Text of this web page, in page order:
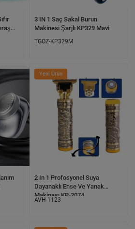
3 IN 1 Saç Sakal Burun
Makinesi Şarjlı KP329 Mavi
TGOZ-KP329M
Yeni Ürün
2 In 1 Profosyonel Suya
Dayanaklı Ense Ve Yanak
Makinası KP-2074
AVH-1123